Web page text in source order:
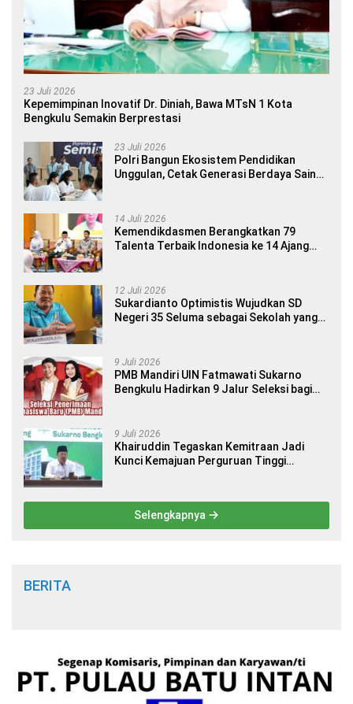
23 Juli 2026
Kepemimpinan Inovatif Dr. Diniah, Bawa MTsN 1 Kota
Bengkulu Semakin Berprestasi
23 Juli 2026
Polri Bangun Ekosistem Pendidikan
Unggulan, Cetak Generasi Berdaya Saing
14 Juli 2026
Kemendikdasmen Berangkatkan 79
Talenta Terbaik Indonesia ke 14 Ajang
12 Juli 2026
Sukardianto Optimistis Wujudkan SD
Negeri 35 Seluma sebagai Sekolah yang
9 Juli 2026
PMB Mandiri UIN Fatmawati Sukarno
Bengkulu Hadirkan 9 Jalur Seleksi bagi
9 Juli 2026
Khairuddin Tegaskan Kemitraan Jadi
Kunci Kemajuan Perguruan Tinggi
Selengkapnya
BERITA